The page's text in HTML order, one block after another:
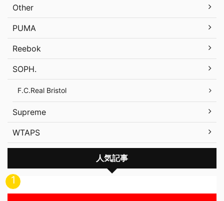
Other
PUMA
Reebok
SOPH.
F.C.Real Bristol
Supreme
WTAPS
人気記事